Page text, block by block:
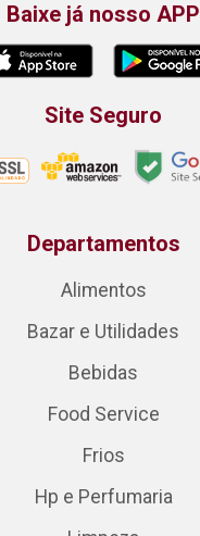
Baixe já nosso APP
Site Seguro
Departamentos
Alimentos
Bazar e Utilidades
Bebidas
Food Service
Frios
Hp e Perfumaria